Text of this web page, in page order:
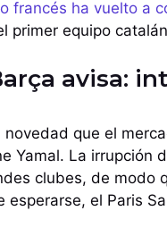
francés ha vuelto a
primer equipo
avisa:
novedad que el
Yamal. La irrupción
clubes, de modo
esperarse, el Paris